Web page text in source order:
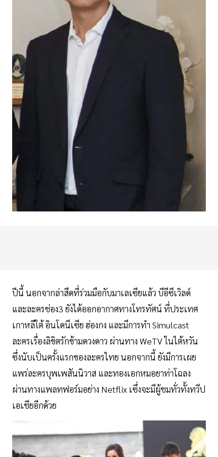
ปีนี้ นอกจากล่าสึดที่ร่วมมือกับมาเลเซียแล้ว บีอีซีเวิลด์
และละครช่อง3 ยังได้ออกอากาศทางโทรทัศน์ ที่ประเทศ
เกาหลีใต้ อินโดนีเซีย ฮ่องกง และมีการทำ Simulcast
ละครเรื่องลิขิตรักข้ามดวงดาว ผ่านทาง WeTV ในไต้หวัน
ซึ่งนับเป็นครั้งแรกของละครไทย นอกจากนี้ ยังมีการเผย
แพร่ละครบุพเพสันนิวาส และทองเอกหมอยาท่าโฉลง
ผ่านทางแพลทฟอร์มอย่าง Netflix เซึ่งจะมีผู้ชมทั่วทั้งทวีป
เอเชียอีกด้วย